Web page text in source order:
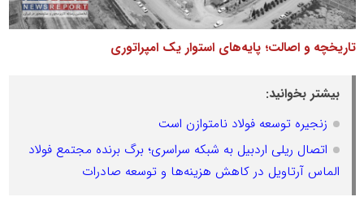
تاریخچه و اصالت؛ پایه‌های استوار یک امپراتوری
بیشتر بخوانید:
زنجیره توسعه فولاد نامتوازن است
اتصال ریلی اردبیل به شبکه سراسری؛ برگ برنده مجتمع فولاد
الماس آرتاویل در کاهش هزینه‌ها و توسعه صادرات